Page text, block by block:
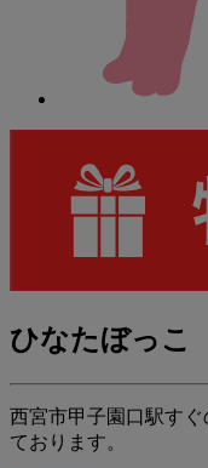
ひなたぼっこ
西宮市甲子園口駅す
ております。